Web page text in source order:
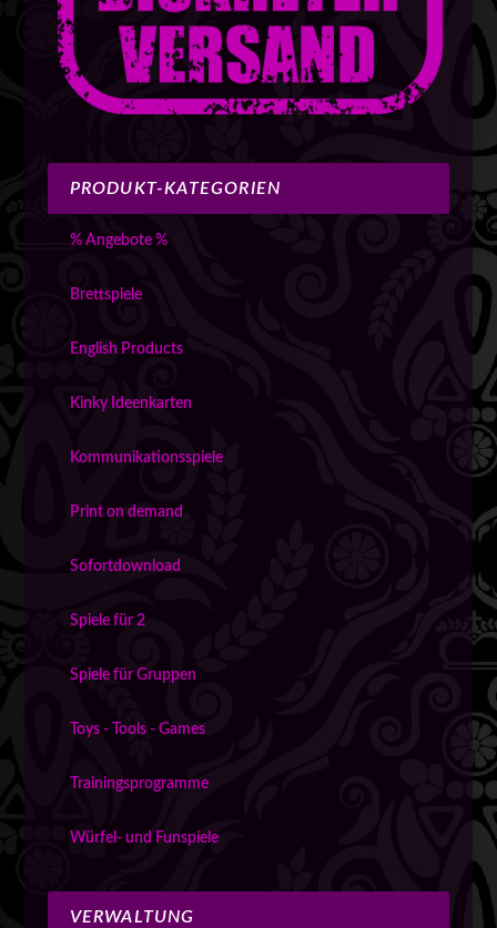
PRODUKT-KATEGORIEN
% Angebote %
Brettspiele
English Products
Kinky Ideenkarten
Kommunikationsspiele
Print on demand
Sofortdownload
Spiele für 2
Spiele für Gruppen
Toys - Tools - Games
Trainingsprogramme
Würfel- und Funspiele
VERWALTUNG